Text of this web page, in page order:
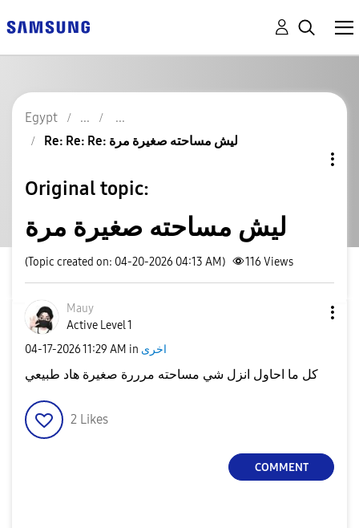
Egypt
Re: Re: Re: ليش مساحته صغيرة مرة
Original topic:
ليش مساحته صغيرة مرة
(Topic created on: 04-20-2026 04:13 AM) 116 Views
Mauy
Active Level 1
‎04-17-202611:29 AM in اخرى
2 Likes
COMMENT